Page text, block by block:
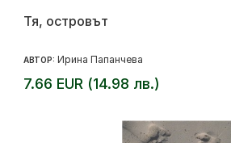
Тя, островът
АВТОР: Ирина Папанчева
7.66 EUR (14.98 лв.)